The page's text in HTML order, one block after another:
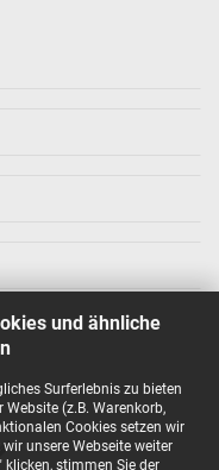
und ähnliche
Surferlebnis zu bieten
(z.B. Warenkorb,
Cookies setzen wir
unsere Webseite weiter
stimmen Sie der